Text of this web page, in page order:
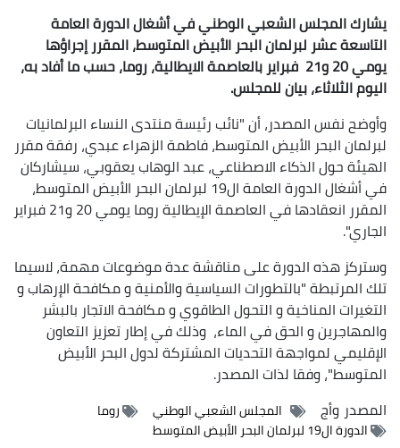
يشارك المجلس الشعبي الوطني في أشغال الدورة العامة
التاسعة عشر لبرلمان البحر الأبيض المتوسط، المقرر إجراؤها
يومي 20 و21 فبراير بالعاصمة الايطالية، روما، حسب ما أفاد به،
اليوم الثلاثاء، بيان للمجلس.
وأوضح نفس المصدر، أن "نائب رئيسة منتدى النساء البرلمانيات
لبرلمان البحر الأبيض المتوسط، فاطمة الزهراء عبدي، رفقة مقرر
الهيئة حول الذكاء الاصطناعي، عبد الوهاب يعقوبي، سيشاركان
في أشغال الدورة العامة ال19 لبرلمان البحر الأبيض المتوسط،
المقرر انعقادها في العاصمة الإيطالية روما يومي 20 و21 فبراير
الجاري".
وستركز هذه الدورة على مناقشة عدة موضوعات مهمة، لاسيما
تلك المرتبطة "بالتطورات السياسية والأمنية و مكافحة الإرهاب و
التغيرات المناخية و التحول الطاقوي و مكافحة الاتجار بالبشر
والمهاجرين و الحق في الماء، وذلك في إطار تعزيز التعاون
الإقليمي لمواجهة التحديات المشتركة لدول البحر الأبيض
المتوسط"، وفقا لذات المصدر.
المصدروأج المجلس الشعبي الوطني
روما
الدورة ال19 لبرلمان البحر الأبيض المتوسط